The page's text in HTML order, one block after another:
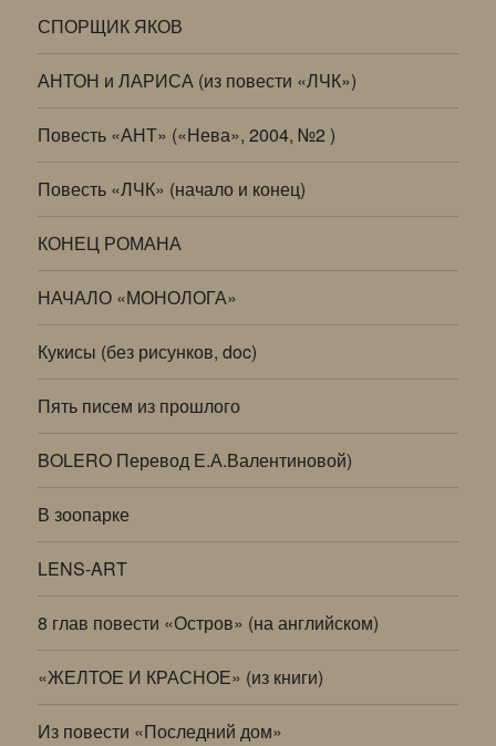
СПОРЩИК ЯКОВ
АНТОН и ЛАРИСА (из повести «ЛЧК»)
Повесть «АНТ» («Нева», 2004, №2 )
Повесть «ЛЧК» (начало и конец)
КОНЕЦ РОМАНА
НАЧАЛО «МОНОЛОГА»
Кукисы (без рисунков, doc)
Пять писем из прошлого
BOLERO Перевод Е.А.Валентиновой)
В зоопарке
LENS-ART
8 глав повести «Остров» (на английском)
«ЖЕЛТОЕ И КРАСНОЕ» (из книги)
Из повести «Последний дом»